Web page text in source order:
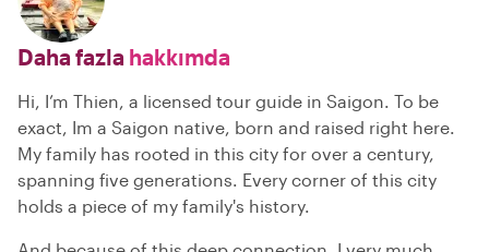
Daha fazla hakkımda
Hi, I’m Thien, a licensed tour guide in Saigon. To be
exact, Im a Saigon native, born and raised right here.
My family has rooted in this city for over a century,
spanning five generations. Every corner of this city
holds a piece of my family's history.